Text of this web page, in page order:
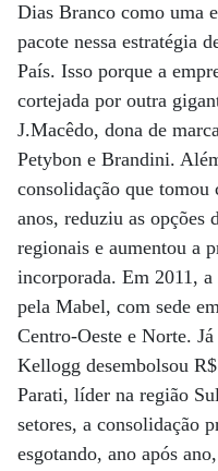
Dias Branco como uma
pacote nessa estratégia
País. Isso porque a
cortejada por outra
J.Macêdo, dona de
Petybon e Brandini.
consolidação que
anos, reduziu as opções
regionais e aumentou a
incorporada. Em 2011,
pela Mabel, com sede
Centro-Oeste e Norte.
Kellogg desembolsou
Parati, líder na região
setores, a consolidação
esgotando, ano após